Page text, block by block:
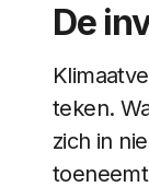
De
teken.
zich in